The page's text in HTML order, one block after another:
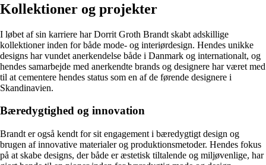
Kollektioner og projekter
I løbet af sin karriere har Dorrit Groth Brandt skabt adskillige
kollektioner inden for både mode- og interiørdesign. Hendes unikke
designs har vundet anerkendelse både i Danmark og internationalt, og
hendes samarbejde med anerkendte brands og designere har været med
til at cementere hendes status som en af de førende designere i
Skandinavien.
Bæredygtighed og innovation
Brandt er også kendt for sit engagement i bæredygtigt design og
brugen af innovative materialer og produktionsmetoder. Hendes fokus
på at skabe designs, der både er æstetisk tiltalende og miljøvenlige, har